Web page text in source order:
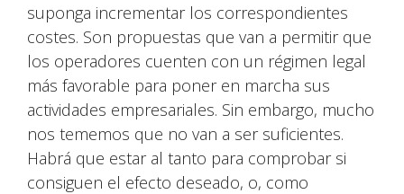
suponga incrementar los correspondientes
costes. Son propuestas que van a permitir que
los operadores cuenten con un régimen legal
más favorable para poner en marcha sus
actividades empresariales. Sin embargo, mucho
nos tememos que no van a ser suficientes.
Habrá que estar al tanto para comprobar si
consiguen el efecto deseado, o, como